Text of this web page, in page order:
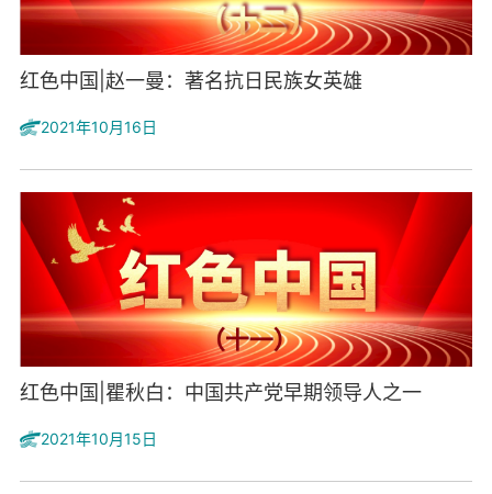
红色中国|赵一曼：著名抗日民族女英雄
2021年10月16日
红色中国|瞿秋白：中国共产党早期领导人之一
2021年10月15日